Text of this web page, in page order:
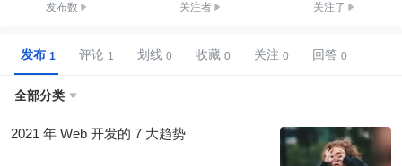
发布数 关注者 关注了
发布 评论 划线 收藏 关注 回答
全部分类 
2021 年 Web 开发的 7 大趋势